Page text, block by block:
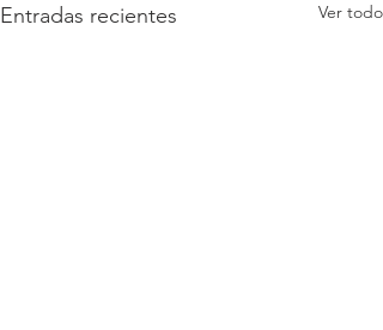
Entradas recientes Ver todo